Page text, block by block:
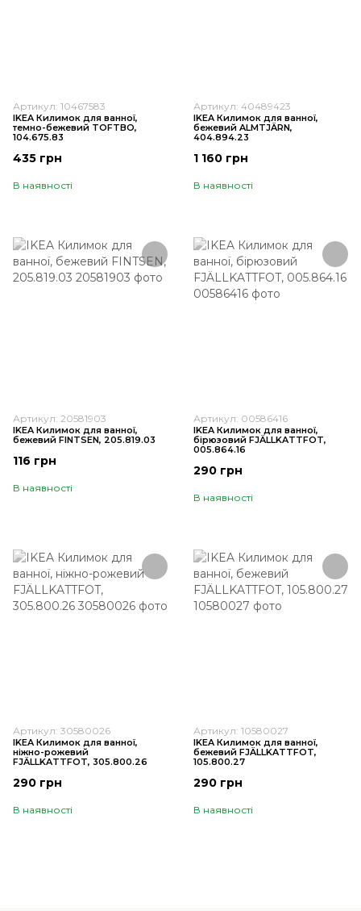
Артикул: 10467583
IKEA Килимок для ванної,
темно-бежевий TOFTBO,
104.675.83
435 грн
В наявності
Артикул: 40489423
IKEA Килимок для ванної,
бежевий ALMTJÄRN,
404.894.23
1 160 грн
В наявності
Артикул: 20581903
IKEA Килимок для ванної,
бежевий FINTSEN, 205.819.03
116 грн
В наявності
Артикул: 00586416
IKEA Килимок для ванної,
бірюзовий FJÄLLKATTFOT,
005.864.16
290 грн
В наявності
Артикул: 30580026
IKEA Килимок для ванної,
ніжно-рожевий
FJÄLLKATTFOT, 305.800.26
290 грн
В наявності
Артикул: 10580027
IKEA Килимок для ванної,
бежевий FJÄLLKATTFOT,
105.800.27
290 грн
В наявності